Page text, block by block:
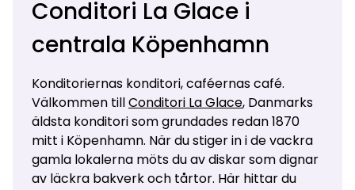
Conditori La Glace i
centrala Köpenhamn
Konditoriernas konditori, caféernas café.
Välkommen tillConditori La Glace, Danmarks
äldsta konditori som grundades redan 1870
mitt i Köpenhamn. När du stiger in i de vackra
gamla lokalerna möts du av diskar som dignar
av läckra bakverk och tårtor. Här hittar du